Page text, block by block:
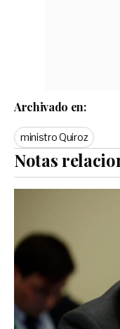
Archivado en:
ministro Quiroz
Notas